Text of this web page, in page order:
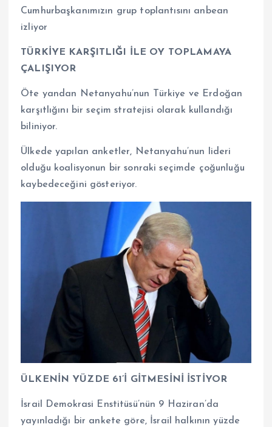
Cumhurbaşkanımızın grup toplantısını anbean
izliyor
TÜRKİYE KARŞITLIĞI İLE OY TOPLAMAYA
ÇALIŞIYOR
Öte yandan Netanyahu’nun Türkiye ve Erdoğan
karşıtlığını bir seçim stratejisi olarak kullandığı
biliniyor.
Ülkede yapılan anketler, Netanyahu’nun lideri
olduğu koalisyonun bir sonraki seçimde çoğunluğu
kaybedeceğini gösteriyor.
ÜLKENİN YÜZDE 61’İ GİTMESİNİ İSTİYOR
İsrail Demokrasi Enstitüsü’nün 9 Haziran’da
yayınladığı bir ankete göre, İsrail halkının yüzde